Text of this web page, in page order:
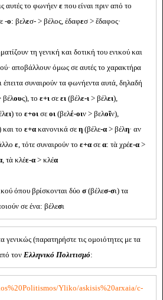
αυτές το φωνήεν επου είναι πριν από το
-ο: βελεσ- > βέλος, ἐδαφεσ > ἔδαφος·
τη γενική και δοτική του ενικού και
αποβάλλουν όμως σε αυτές το χαρακτήρα
συναιρούν τα φωνήεντα αυτά, δηλαδή
βέλους), το ε+ι σε ει (βέλε-ι > βέλει),
ει) το ε+οι σε οι (βελέ-οιν > βελοῖν),
και το ε+ακανονικά σε η(βέλε-α> βέλη· αν
ε , τότε συναιρούν το ε+α σε α: τὰ χρέε-α >
, τὰ κλέε-α> κλέα
όπου βρίσκονται δύο σ (βέλεσ-σι) τα
σε ένα: βέλεσι
(παρατηρήστε τις ομοιότητες με τα
τον Ελληνικό Πολιτισμό:
Yliko/askisis%20arxaia/c-